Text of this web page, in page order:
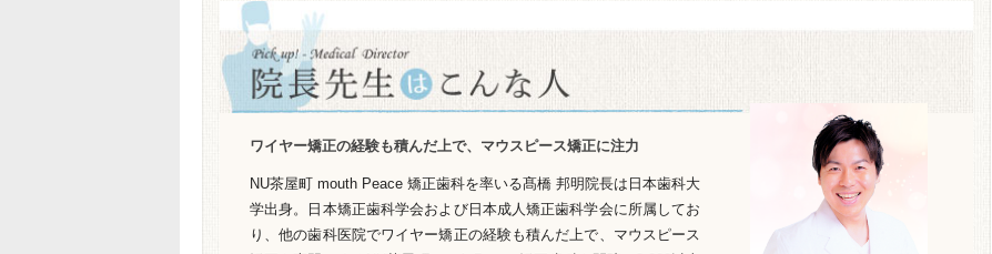
ワイヤー矯正の経験も積んだ上で、マウスピース矯正に注力
NU茶屋町 mouth Peace 矯正歯科を率いる髙橋 邦明院長は日本歯科大
学出身。日本矯正歯科学会および日本成人矯正歯科学会に所属してお
り、他の歯科医院でワイヤー矯正の経験も積んだ上で、マウスピース